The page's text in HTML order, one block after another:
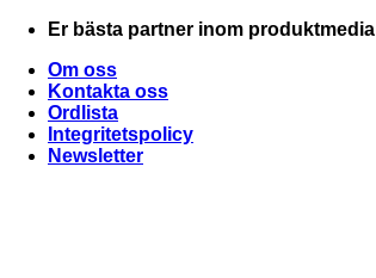
Skip
content
Er bästa partner inom produktmedia
Om oss
Kontakta oss
Ordlista
Integritetspolicy
Newsletter